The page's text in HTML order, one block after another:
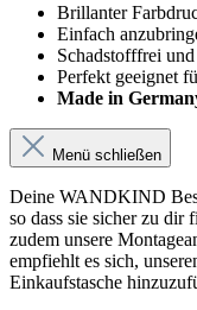
Brillanter
Einfach
Schadstofffrei
Perfekt geeignet
Made in
Menü schließen
Deine WANDKIND
so dass sie sicher zu dir
zudem unsere
empfiehlt es sich,
Einkaufstasche